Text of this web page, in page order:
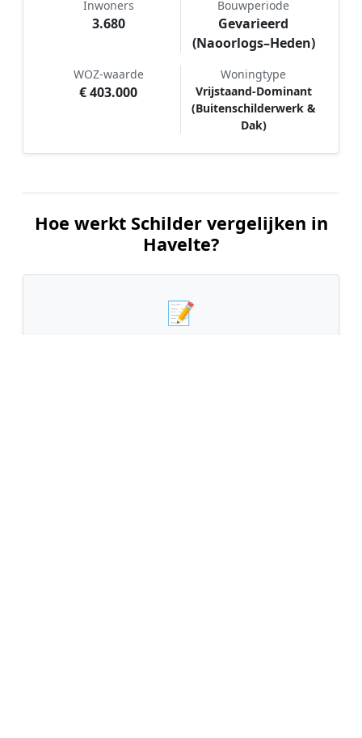
Inwoners
3.680
Bouwperiode
Gevarieerd
(Naoorlogs–Heden)
WOZ-waarde
€ 403.000
Woningtype
Vrijstaand-Dominant
(Buitenschilderwerk &
Dak)
Hoe werkt Schilder vergelijken in
Havelte?
📝